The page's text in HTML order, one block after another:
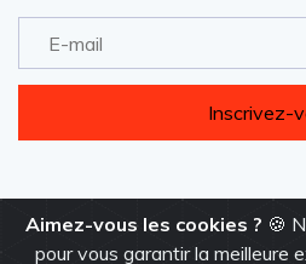
Inscrivez-
Droits résérvés ©2022 |Mira
Aimez-vous les cookies ? 🍪
pour vous garantir la meilleure